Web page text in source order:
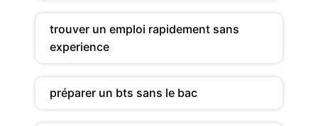
trouver un emploi rapidement sans
experience
préparer un bts sans le bac